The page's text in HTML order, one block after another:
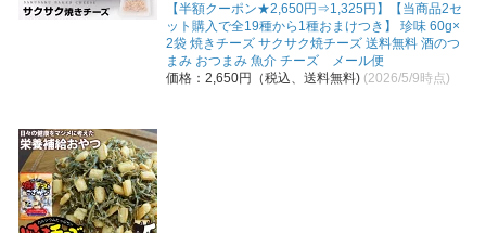
【半額クーポン★2,650円⇒1,325円】【当商品2セ
ット購入で全19種から1種おまけつき】 珍味 60g×
2袋 焼きチーズ サクサク焼チーズ 送料無料 酒のつ
まみ おつまみ 魚介 チーズ メール便
価格：2,650円（税込、送料無料) (2026/5/9時点)